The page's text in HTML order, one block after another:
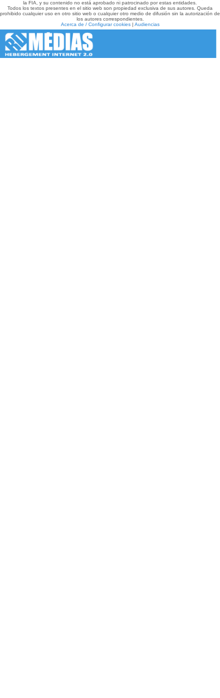
la FIA, y su contenido no está aprobado ni patrocinado por estas entidades.
Todos los textos presentes en el sitio web son propiedad exclusiva de sus autores. Queda
prohibido cualquier uso en otro sitio web o cualquier otro medio de difusión sin la autorización de
los autores correspondientes.
Acerca de / Configurar cookies| Audiencias